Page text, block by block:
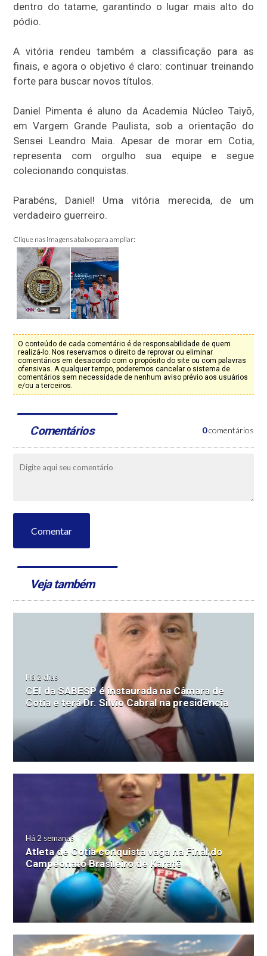
dentro do tatame, garantindo o lugar mais alto do
pódio.
A vitória rendeu também a classificação para as
finais, e agora o objetivo é claro: continuar treinando
forte para buscar novos títulos.
Daniel Pimenta é aluno da Academia Núcleo Taiyō,
em Vargem Grande Paulista, sob a orientação do
Sensei Leandro Maia. Apesar de morar em Cotia,
representa com orgulho sua equipe e segue
colecionando conquistas.
Parabéns, Daniel! Uma vitória merecida, de um
verdadeiro guerreiro.
Clique nas imagens abaixo para ampliar:
O conteúdo de cada comentário é de responsabilidade de quem
realizá-lo. Nos reservamos o direito de reprovar ou eliminar
comentários em desacordo com o propósito do site ou com palavras
ofensivas. A qualquer tempo, poderemos cancelar o sistema de
comentários sem necessidade de nenhum aviso prévio aos usuários
e/ou a terceiros.
Comentários 0comentários
Comentar
Veja também
Há 2 dias
CEI da SABESP é instaurada na Câmara de
Cotia e terá Dr. Silvio Cabral na presidência
Há 2 semanas
Atleta de Cotia conquista vaga na Final do
Campeonato Brasileiro de Karatê